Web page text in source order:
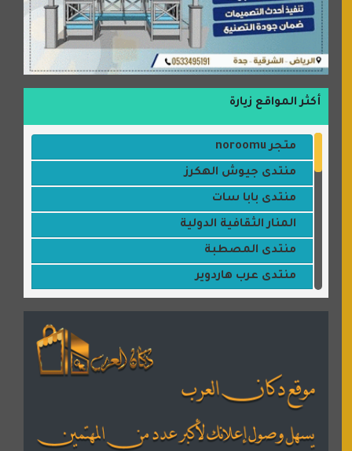
أكثر المواقع زيارة
متجر noroomu
منتدى جيوش الهكرز
منتدى بابا سات
المنار الثقافية الدولية
منتدى المصطبة
منتدى عرب هاردوير
القران للجميع
منتدى همسات روائية
المكتبة الصوتية للقران الكريم